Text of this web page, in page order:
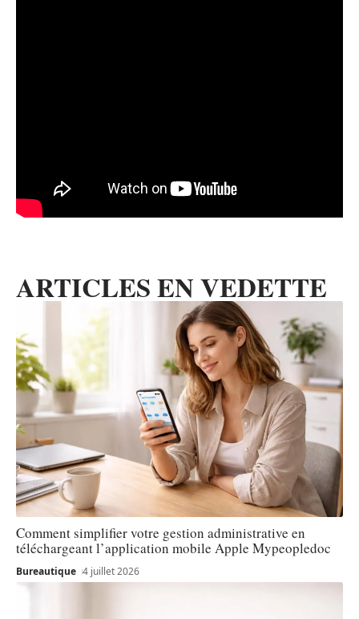
ARTICLES EN VEDETTE
Comment simplifier votre gestion administrative en
téléchargeant l’application mobile Apple Mypeopledoc
Bureautique 4 juillet 2026